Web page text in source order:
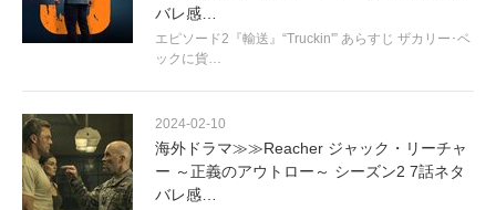
バレ感…
エピソード2『輸送』“Truckin'” あらすじ ザカリー･ベ
ックに貨…
2024-02-10
海外ドラマ≫≫Reacher ジャック・リーチャ
ー ～正義のアウトロー～ シーズン2 7話ネタ
バレ感…